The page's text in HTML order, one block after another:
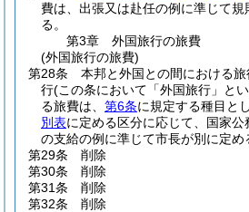
費は、出張又は赴任の例に準じて規
る。
第3章
外国旅行の旅費
(外国旅行の旅費)
第28条
本邦と外国との間における
行(この条において「外国旅行」と
る旅費は、 第6条に規定する種目と
別表に定める区分に応じて、国家
の支給の例に準じて市長が別に定め
第29条
削除
第30条
削除
第31条
削除
第32条
削除